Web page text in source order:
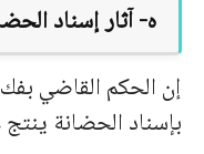
ه- آثار إسناد
إن الحكم القاضي
بإسناد الحضانة ينتج